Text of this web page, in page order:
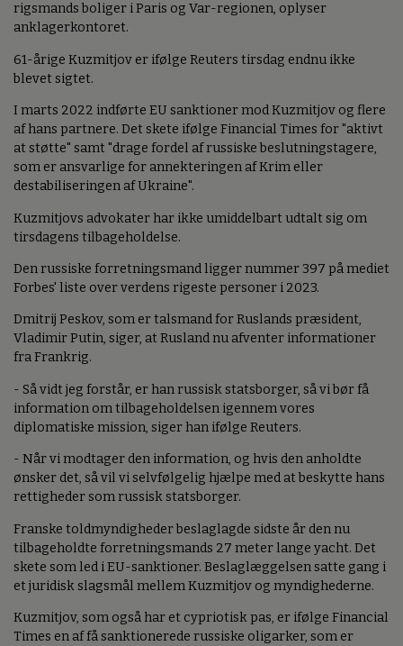
rigsmands boliger i Paris og Var-regionen, oplyser
anklagerkontoret.
61-årige Kuzmitjov er ifølge Reuters tirsdag endnu ikke
blevet sigtet.
I marts 2022 indførte EU sanktioner mod Kuzmitjov og flere
af hans partnere. Det skete ifølge Financial Times for "aktivt
at støtte" samt "drage fordel af russiske beslutningstagere,
som er ansvarlige for annekteringen af Krim eller
destabiliseringen af Ukraine".
Kuzmitjovs advokater har ikke umiddelbart udtalt sig om
tirsdagens tilbageholdelse.
Den russiske forretningsmand ligger nummer 397 på mediet
Forbes' liste over verdens rigeste personer i 2023.
Dmitrij Peskov, som er talsmand for Ruslands præsident,
Vladimir Putin, siger, at Rusland nu afventer informationer
fra Frankrig.
- Så vidt jeg forstår, er han russisk statsborger, så vi bør få
information om tilbageholdelsen igennem vores
diplomatiske mission, siger han ifølge Reuters.
- Når vi modtager den information, og hvis den anholdte
ønsker det, så vil vi selvfølgelig hjælpe med at beskytte hans
rettigheder som russisk statsborger.
Franske toldmyndigheder beslaglagde sidste år den nu
tilbageholdte forretningsmands 27 meter lange yacht. Det
skete som led i EU-sanktioner. Beslaglæggelsen satte gang i
et juridisk slagsmål mellem Kuzmitjov og myndighederne.
Kuzmitjov, som også har et cypriotisk pas, er ifølge Financial
Times en af få sanktionerede russiske oligarker, som er